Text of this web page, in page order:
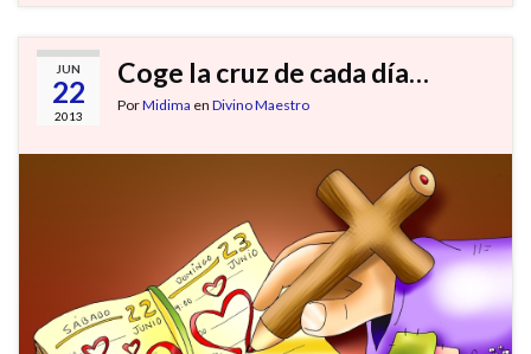
JUN
22
2013
Coge la cruz de cada día…
PorMidima en Divino Maestro